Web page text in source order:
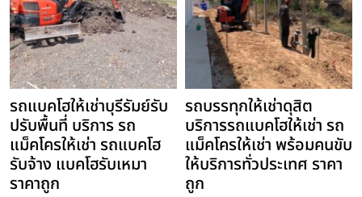
รถแบคโฮให้เช่าบุรีรัมย์รับ
ปรับพื้นที่ บริการ รถ
แม็คโครให้เช่า รถแบคโฮ
รับจ้าง แบคโฮรับเหมา
ราคาถูก
รถบรรทุกให้เช่าดุสิต
บริการรถแบคโฮให้เช่า รถ
แม็คโครให้เช่า พร้อมคนขับ
ให้บริการทั่วประเทศ ราคา
ถูก